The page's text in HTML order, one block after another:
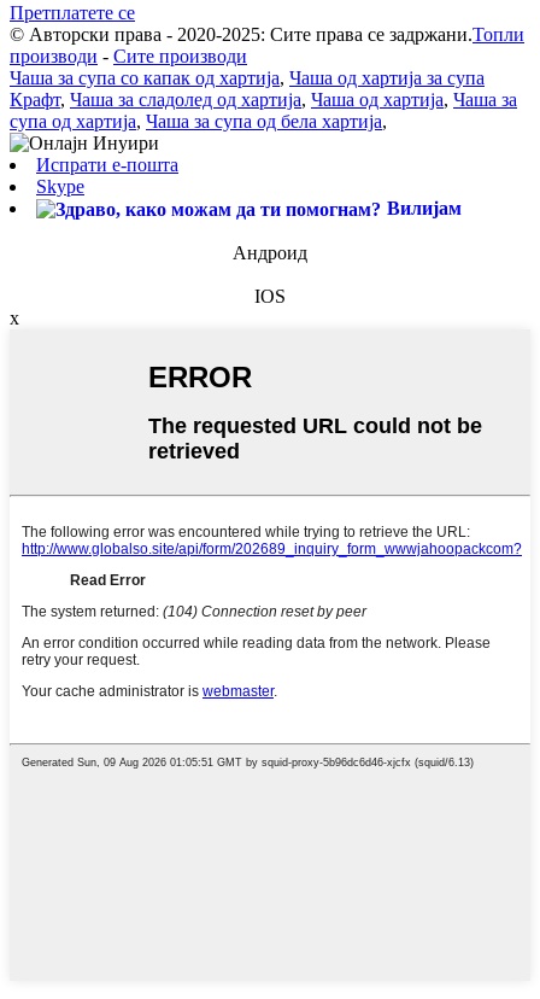
Претплатете се
© Авторски права - 2020-2025: Сите права се задржани.Топли
производи - Сите производи
Чаша за супа со капак од хартија, Чаша од хартија за супа
Крафт, Чаша за сладолед од хартија, Чаша од хартија, Чаша за
супа од хартија, Чаша за супа од бела хартија,
Испрати е-пошта
Skype
Вилијам
Андроид
IOS
x